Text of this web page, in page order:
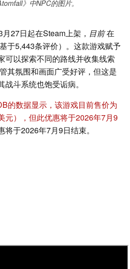
》中NPC的图片。
27日起在Steam上架， 目前在
基于5,443条评价）。这款游戏赋予
可以探索不同的路线并收集线索
其氛围和画面广受好评，但这是
斗系统也饱受诟病。
的数据显示，该游戏目前售价为
元），但此优惠将于2026年7月9
将于2026年7月9日结束。